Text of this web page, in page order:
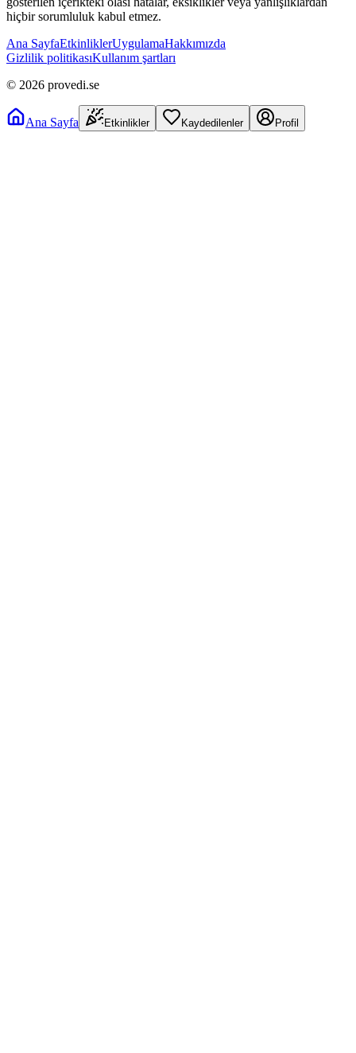
hiçbir sorumluluk kabul etmez.
Ana SayfaEtkinliklerUygulamaHakkımızda
Gizlilik politikasıKullanım şartları
© 2026 provedi.se
Ana Sayfa Etkinlikler Kaydedilenler Profil